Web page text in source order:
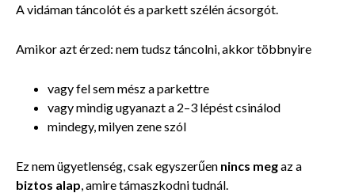
A vidáman táncolót és a parkett szélén ácsorgót.
Amikor azt érzed: nem tudsz táncolni, akkor többnyire
vagy fel sem mész a parkettre
vagy mindig ugyanazt a 2–3 lépést csinálod
mindegy, milyen zene szól
Ez nem ügyetlenség, csak egyszerűen nincs megaz a
biztos alap, amire támaszkodni tudnál.